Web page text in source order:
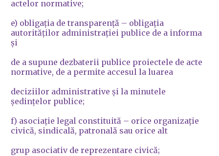
actelor normative;
e) obligaţia de transparenţă – obligaţia
autorităţilor administraţiei publice de a informa
şi
de a supune dezbaterii publice proiectele de acte
normative, de a permite accesul la luarea
deciziilor administrative şi la minutele
şedinţelor publice;
f) asociaţie legal constituită – orice organizaţie
civică, sindicală, patronală sau orice alt
grup asociativ de reprezentare civică;